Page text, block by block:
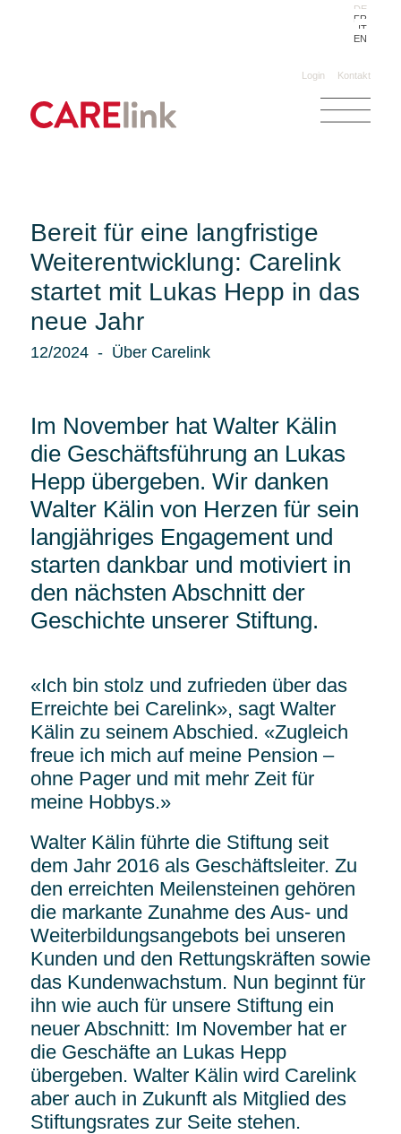
Login Kontakt
DE
FR
IT
EN
Bereit für eine langfristige
Weiterentwicklung: Carelink
startet mit Lukas Hepp in das
neue Jahr
12/2024 Über Carelink
Im November hat Walter Kälin
die Geschäftsführung an Lukas
Hepp übergeben. Wir danken
Walter Kälin von Herzen für sein
langjähriges Engagement und
starten dankbar und motiviert in
den nächsten Abschnitt der
Geschichte unserer Stiftung.
«Ich bin stolz und zufrieden über das
Erreichte bei Carelink», sagt Walter
Kälin zu seinem Abschied. «Zugleich
freue ich mich auf meine Pension –
ohne Pager und mit mehr Zeit für
meine Hobbys.»
Walter Kälin führte die Stiftung seit
dem Jahr 2016 als Geschäftsleiter. Zu
den erreichten Meilensteinen gehören
die markante Zunahme des Aus- und
Weiterbildungsangebots bei unseren
Kunden und den Rettungskräften sowie
das Kundenwachstum. Nun beginnt für
ihn wie auch für unsere Stiftung ein
neuer Abschnitt: Im November hat er
die Geschäfte an Lukas Hepp
übergeben. Walter Kälin wird Carelink
aber auch in Zukunft als Mitglied des
Stiftungsrates zur Seite stehen.